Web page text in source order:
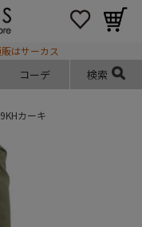
はサーカス
コーデ 検索
カーキ